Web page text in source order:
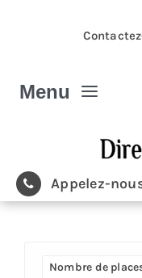
Appelez-
Menu
Nos magasins
Nombre de